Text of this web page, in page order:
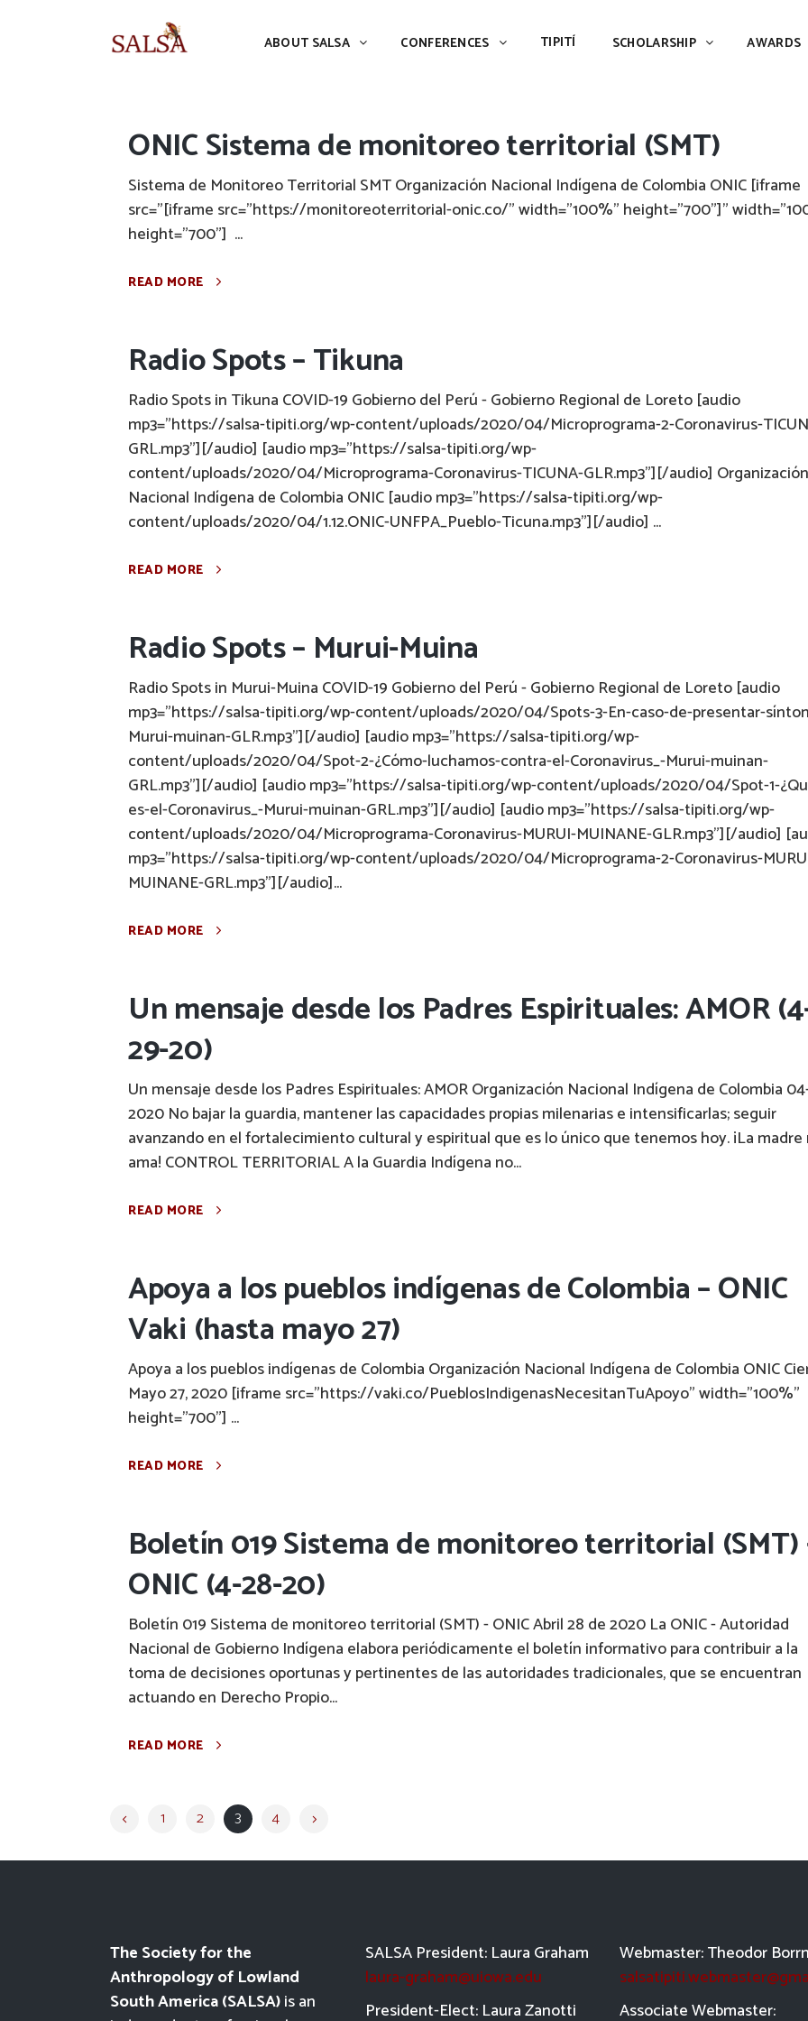
ABOUT SALSA CONFERENCES TIPITÍ SCHOLARSHIP AWARDS
ABOUT SALSA
ONIC Sistema de monitoreo territorial (SMT)
Sistema de Monitoreo Territorial SMT Organización Nacional Indígena de Colombia ONIC [iframe
src="[iframe src="https://monitoreoterritorial-onic.co/" width="100%" height="700"]"
height="700"] ...
READ MORE
Radio Spots – Tikuna
Radio Spots in Tikuna COVID-19 Gobierno del Perú - Gobierno Regional de Loreto [audio
mp3="https://salsa-tipiti.org/wp-content/uploads/2020/04/Microprograma-2-Coronavirus-
GRL.mp3"][/audio] [audio mp3="https://salsa-tipiti.org/wp-
content/uploads/2020/04/Microprograma-Coronavirus-TICUNA-GLR.mp3"][/audio] Organización
Nacional Indígena de Colombia ONIC [audio mp3="https://salsa-tipiti.org/wp-
content/uploads/2020/04/1.12.ONIC-UNFPA_Pueblo-Ticuna.mp3"][/audio] ...
READ MORE
Radio Spots – Murui-Muina
Radio Spots in Murui-Muina COVID-19 Gobierno del Perú - Gobierno Regional de Loreto [audio
mp3="https://salsa-tipiti.org/wp-content/uploads/2020/04/Spots-3-En-caso-de-presentar-
Murui-muinan-GLR.mp3"][/audio] [audio mp3="https://salsa-tipiti.org/wp-
content/uploads/2020/04/Spot-2-¿Cómo-luchamos-contra-el-Coronavirus_-Murui-muinan-
GRL.mp3"][/audio] [audio mp3="https://salsa-tipiti.org/wp-content/uploads/2020/04/Spot-1-
es-el-Coronavirus_-Murui-muinan-GRL.mp3"][/audio] [audio mp3="https://salsa-tipiti.org/wp-
content/uploads/2020/04/Microprograma-Coronavirus-MURUI-MUINANE-GLR.mp3"][/audio]
mp3="https://salsa-tipiti.org/wp-content/uploads/2020/04/Microprograma-2-Coronavirus-
MUINANE-GRL.mp3"][/audio]...
READ MORE
Un mensaje desde los Padres Espirituales: AMOR
29-20)
Un mensaje desde los Padres Espirituales: AMOR Organización Nacional Indígena de Colombia
2020 No bajar la guardia, mantener las capacidades propias milenarias e intensificarlas; seguir
avanzando en el fortalecimiento cultural y espiritual que es lo único que tenemos hoy. ¡La madre
ama! CONTROL TERRITORIAL A la Guardia Indígena no...
READ MORE
Apoya a los pueblos indígenas de Colombia – ONIC
Vaki (hasta mayo 27)
Apoya a los pueblos indígenas de Colombia Organización Nacional Indígena de Colombia ONIC
Mayo 27, 2020 [iframe src="https://vaki.co/PueblosIndigenasNecesitanTuApoyo" width="100%"
height="700"] ...
READ MORE
Boletín 019 Sistema de monitoreo territorial (SMT)
ONIC (4-28-20)
Boletín 019 Sistema de monitoreo territorial (SMT) - ONIC Abril 28 de 2020 La ONIC - Autoridad
Nacional de Gobierno Indígena elabora periódicamente el boletín informativo para contribuir a la
toma de decisiones oportunas y pertinentes de las autoridades tradicionales, que se encuentran
actuando en Derecho Propio...
READ MORE
1 2 3 4
The Society for the
Anthropology of Lowland
South America (SALSA)is an
SALSA President: Laura Graham
laura-graham@uiowa.edu
President-Elect: Laura Zanotti
Webmaster: Theodor
Associate Webmaster: